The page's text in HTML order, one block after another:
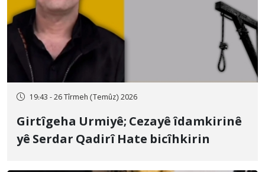
19:43 - 26 Tîrmeh (Temûz) 2026
Girtîgeha Urmiyê; Cezayê îdamkirinê
yê Serdar Qadirî Hate bicîhkirin